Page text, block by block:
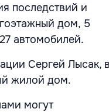
последствий и
дом, 5
автомобилей.
Сергей Лысак, в
жилой дом.
могут